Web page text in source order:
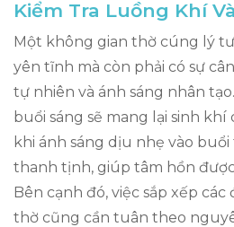
Kiểm Tra Luồng Khí
Một không gian thờ cúng lý
yên tĩnh mà còn phải có sự
tự nhiên và ánh sáng nhân
buổi sáng sẽ mang lại sinh
khi ánh sáng dịu nhẹ vào buổi
thanh tịnh, giúp tâm hồn
Bên cạnh đó, việc sắp xếp
thờ cũng cần tuân theo